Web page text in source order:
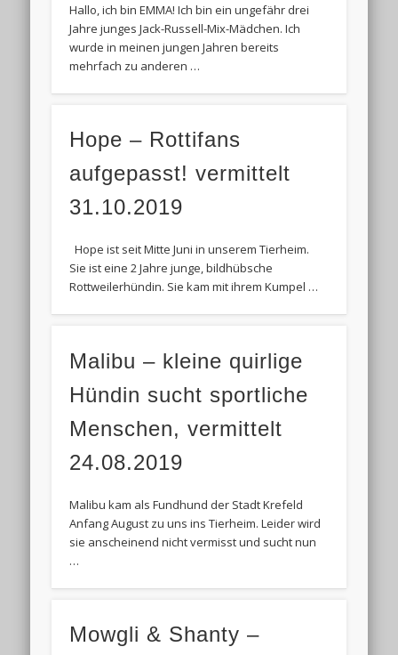
Hallo, ich bin EMMA! Ich bin ein ungefähr drei
Jahre junges Jack-Russell-Mix-Mädchen. Ich
wurde in meinen jungen Jahren bereits
mehrfach zu anderen …
Hope – Rottifans
aufgepasst! vermittelt
31.10.2019
Hope ist seit Mitte Juni in unserem Tierheim.
Sie ist eine 2 Jahre junge, bildhübsche
Rottweilerhündin. Sie kam mit ihrem Kumpel …
Malibu – kleine quirlige
Hündin sucht sportliche
Menschen, vermittelt
24.08.2019
Malibu kam als Fundhund der Stadt Krefeld
Anfang August zu uns ins Tierheim. Leider wird
sie anscheinend nicht vermisst und sucht nun
…
Mowgli & Shanty –